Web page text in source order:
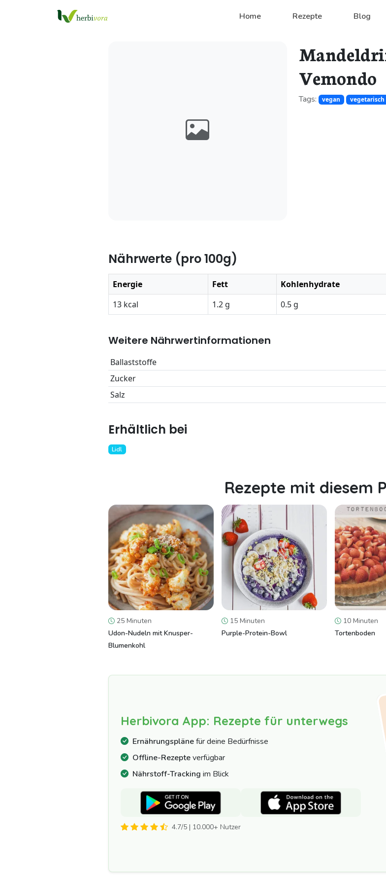
Home Rezepte Blog
Vemondo
Tags: vegan vegetarisch
Nährwerte (pro 100g)
Energie Fett Kohlenhydrate
13 kcal
1.2 g 0.5 g
Weitere Nährwertinformationen
Ballaststoffe
Zucker
Salz
Erhältlich bei
Lidl
Rezepte mit diesem
25 Minuten
Udon-Nudeln mit Knusper-
Blumenkohl
15 Minuten
Purple-Protein-Bowl
10 Minuten
Tortenboden
Herbivora App: Rezepte für unterwegs
Ernährungsplänefür deine Bedürfnisse
Offline-Rezepteverfügbar
Nährstoff-Tracking im Blick
4.7/5 | 10.000+ Nutzer